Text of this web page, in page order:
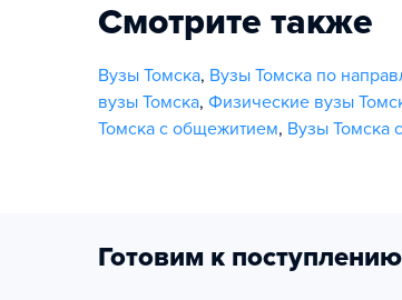
Смотрите также
Вузы Томска, Вузы Томска по
вузы Томска, Физические вузы
Томска с общежитием, Вузы Томска
Готовим к